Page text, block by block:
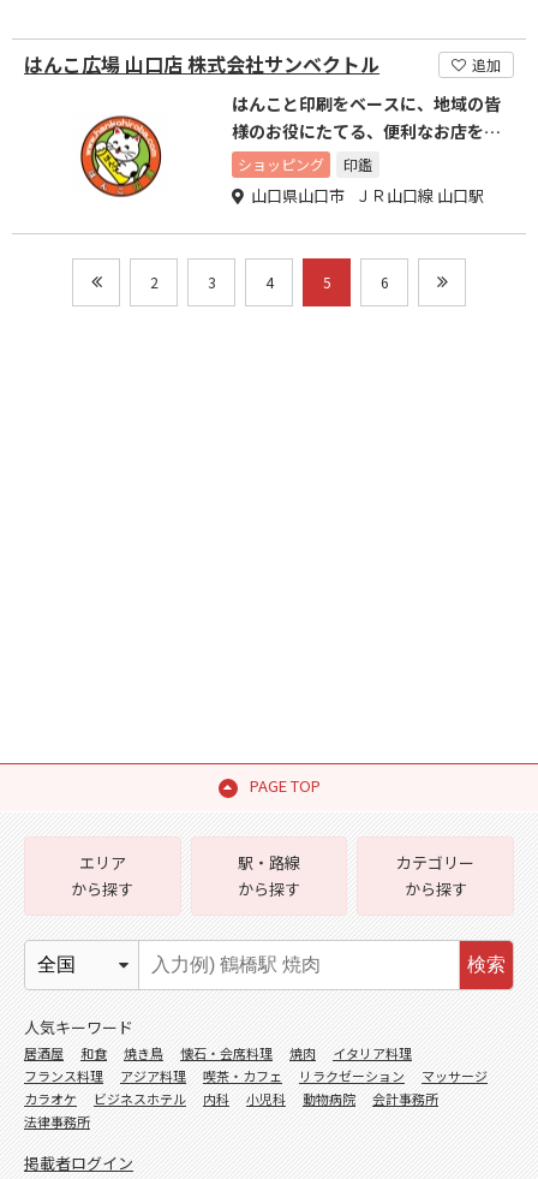
はんこ広場 山口店 株式会社サンベクトル 追加
はんこと印刷をベースに、地域の皆
様のお役にたてる、便利なお店を目
指しております
ショッピング 印鑑
山口県山口市 ＪＲ山口線 山口駅
2 3 4 5 6
PAGE TOP
エリア
から探す
駅・路線
から探す
カテゴリー
から探す
検索
人気キーワード
居酒屋 和食 焼き鳥 懐石・会席料理 焼肉
イタリア料理
フランス料理
アジア料理 喫茶・カフェ リラクゼーション
マッサージ
カラオケ
ビジネスホテル 内科 小児科 動物病院
会計事務所
法律事務所
掲載者ログイン